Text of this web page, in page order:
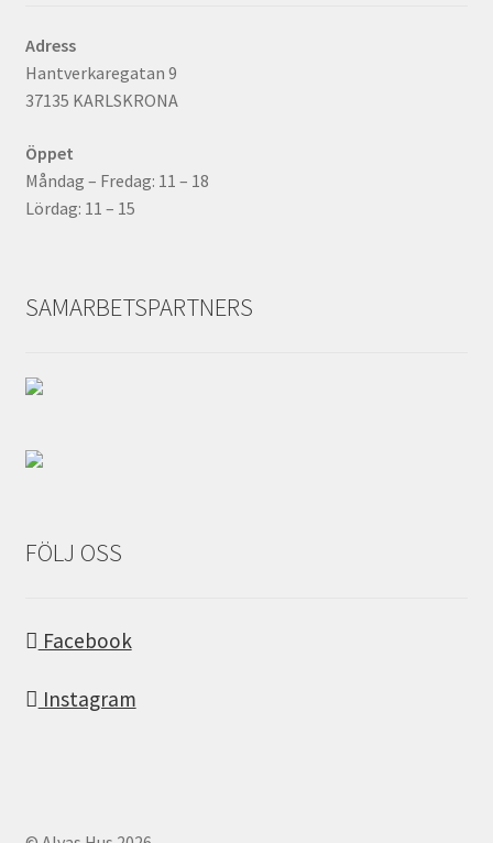
Adress
Hantverkaregatan 9
37135 KARLSKRONA
Öppet
Måndag – Fredag: 11 – 18
Lördag: 11 – 15
SAMARBETSPARTNERS
FÖLJ OSS
Facebook
Instagram